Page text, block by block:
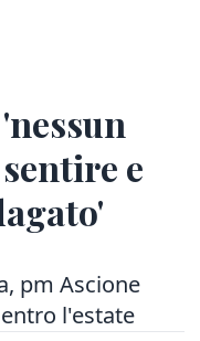
e
pm Ascione
l'estate